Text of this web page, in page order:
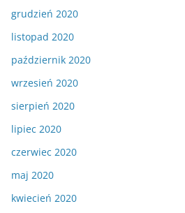
grudzień 2020
listopad 2020
październik 2020
wrzesień 2020
sierpień 2020
lipiec 2020
czerwiec 2020
maj 2020
kwiecień 2020